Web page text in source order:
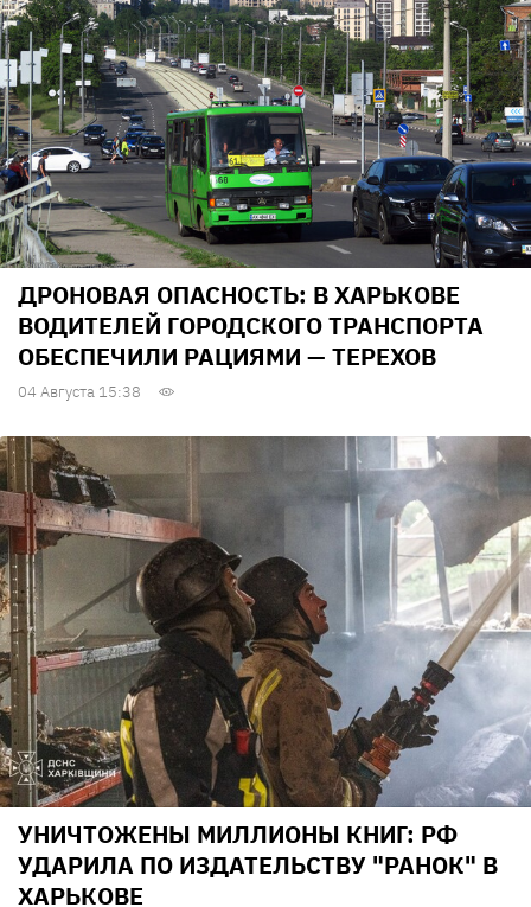
ДРОНОВАЯ ОПАСНОСТЬ: В ХАРЬКОВЕ
ВОДИТЕЛЕЙ ГОРОДСКОГО ТРАНСПОРТА
ОБЕСПЕЧИЛИ РАЦИЯМИ — ТЕРЕХОВ
04 Августа 15:38
УНИЧТОЖЕНЫ МИЛЛИОНЫ КНИГ: РФ
УДАРИЛА ПО ИЗДАТЕЛЬСТВУ "РАНОК" В
ХАРЬКОВЕ